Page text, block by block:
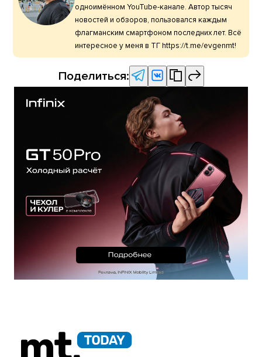
одноимённом YouTube-канале. Автор тысяч
новостей и обзоров, пользовался каждым
флагманским смартфоном последних лет. Всё
интересное у меня в ТГ https://t.me/evgenmt!
Поделиться: